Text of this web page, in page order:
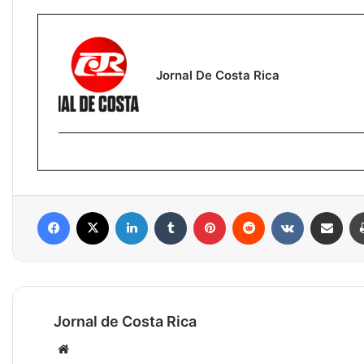
Jornal De Costa Rica
Facebook Linkedin Tumblr Pinterest Reddit Compartilhar via e-mail
Jornal de Costa Rica